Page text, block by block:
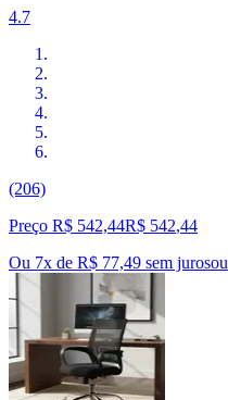
4.7
(206)
Preço R$ 542,44R$ 542,44
Ou 7x de R$ 77,49 sem jurosou